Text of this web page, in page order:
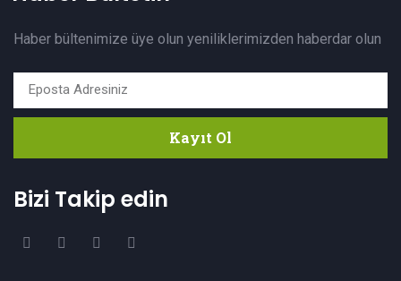
Haber bültenimize üye olun yeniliklerimizden haberdar olun
Kayıt Ol
Bizi Takip edin